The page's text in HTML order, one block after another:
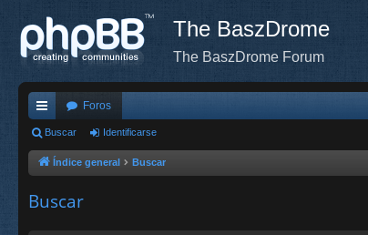
The BaszDrome
The BaszDrome Forum
nl
ac
Foros
Buscar Identificarse
Índice general Buscar
Buscar